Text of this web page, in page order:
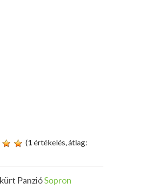
(1 értékelés, átlag:
PanzióSopron